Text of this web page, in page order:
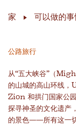
家 可以做的事
公路旅行
从“五大峡谷”（
的山城的高山环线，
Zion 和拱门国家公
探寻神圣的文化遗产
的景色——所有这一